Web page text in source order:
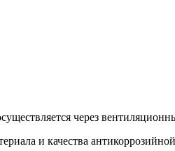
через
и качества